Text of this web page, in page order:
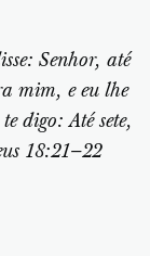
Senhor, até
mim, e eu lhe
digo: Até sete,
18:21–22